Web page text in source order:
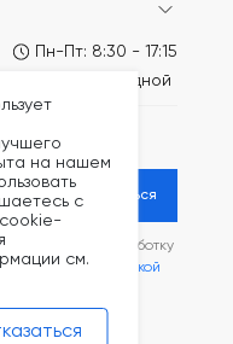
Пн-Пт: 8:30 - 17:15
Сб-вс: выходной
Подписаться
на обработку
с Политикой
на нашем
с
cookie-
см.